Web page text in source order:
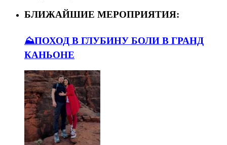
БЛИЖАЙШИЕ МЕРОПРИЯТИЯ:
⛰️ПОХОД В ГЛУБИНУ БОЛИ В ГРАНД
КАНЬОНЕ